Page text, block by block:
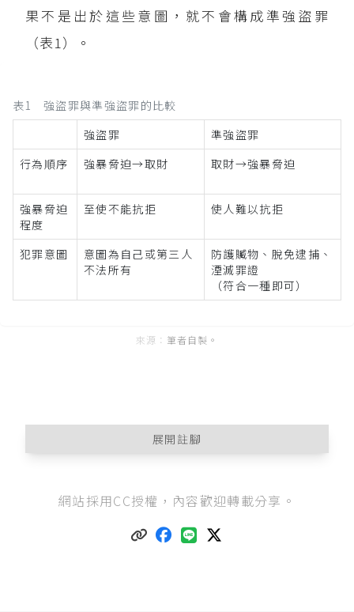
果不是出於這些意圖，就不會構成準強盜罪
（表1）。
表1 強盜罪與準強盜罪的比較
強盜罪
準強盜罪
行為順序
強暴脅迫→取財 取財→強暴脅迫
強暴脅迫
程度
至使不能抗拒 使人難以抗拒
犯罪意圖
意圖為自己或第三人
不法所有
防護贓物、脫免逮捕、
湮滅罪證
（符合一種即可）
筆者自製。
展開註腳
逮捕或湮滅罪證，而當場施以強暴脅迫者，以強
最高法院42年台上字523號刑事判決
網站採用CC授權，內容歡迎轉載分享。